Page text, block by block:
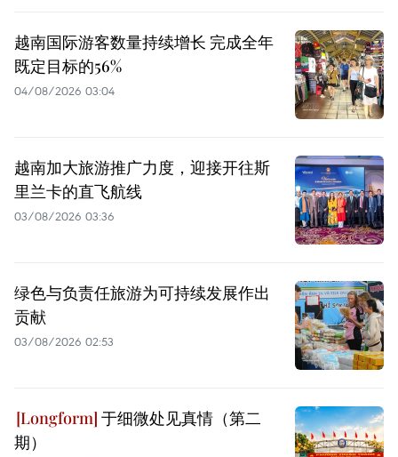
越南国际游客数量持续增长 完成全年
既定目标的56%
04/08/2026 03:04
越南加大旅游推广力度，迎接开往斯
里兰卡的直飞航线
03/08/2026 03:36
绿色与负责任旅游为可持续发展作出
贡献
03/08/2026 02:53
于细微处见真情（第二
期）